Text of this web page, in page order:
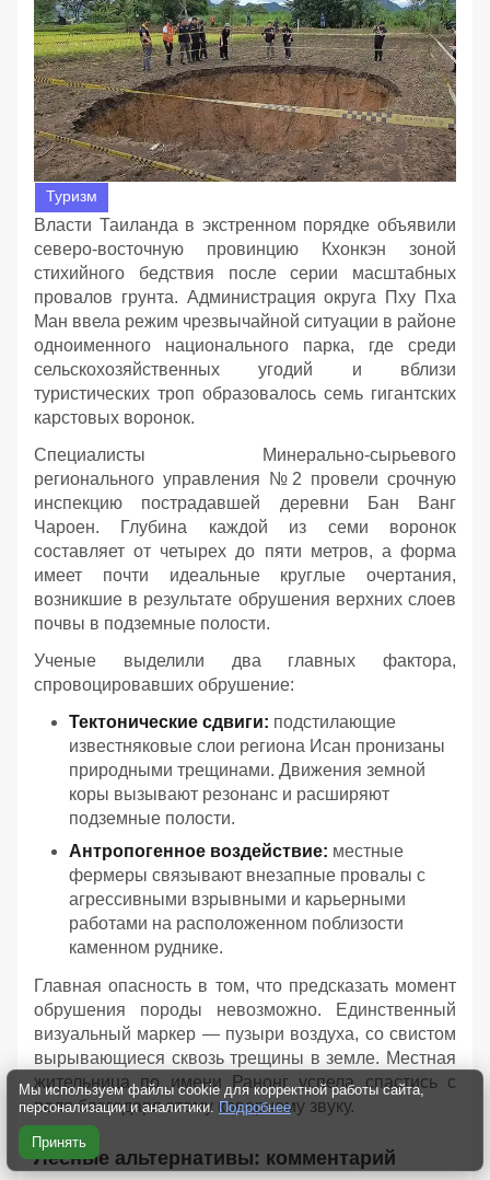
Туризм
Власти Таиланда в экстренном порядке объявили
северо-восточную провинцию Кхонкэн зоной
стихийного бедствия после серии масштабных
провалов грунта. Администрация округа Пху Пха
Ман ввела режим чрезвычайной ситуации в районе
одноименного национального парка, где среди
сельскохозяйственных угодий и вблизи
туристических троп образовалось семь гигантских
карстовых воронок.
Специалисты Минерально-сырьевого
регионального управления №2 провели срочную
инспекцию пострадавшей деревни Бан Ванг
Чароен. Глубина каждой из семи воронок
составляет от четырех до пяти метров, а форма
имеет почти идеальные круглые очертания,
возникшие в результате обрушения верхних слоев
почвы в подземные полости.
Ученые выделили два главных фактора,
спровоцировавших обрушение:
Тектонические сдвиги: подстилающие
известняковые слои региона Исан пронизаны
природными трещинами. Движения земной
коры вызывают резонанс и расширяют
подземные полости.
Антропогенное воздействие: местные
фермеры связывают внезапные провалы с
агрессивными взрывными и карьерными
работами на расположенном поблизости
каменном руднике.
Главная опасность в том, что предсказать момент
обрушения породы невозможно. Единственный
визуальный маркер — пузыри воздуха, со свистом
вырывающиеся сквозь трещины в земле. Местная
жительница по имени Ранонг успела спастись с
поля благодаря этому коварному звуку.
Лесные альтернативы: комментарий
Мы используем файлы cookie для корректной работы сайта,
персонализации и аналитики. Подробнее
Принять